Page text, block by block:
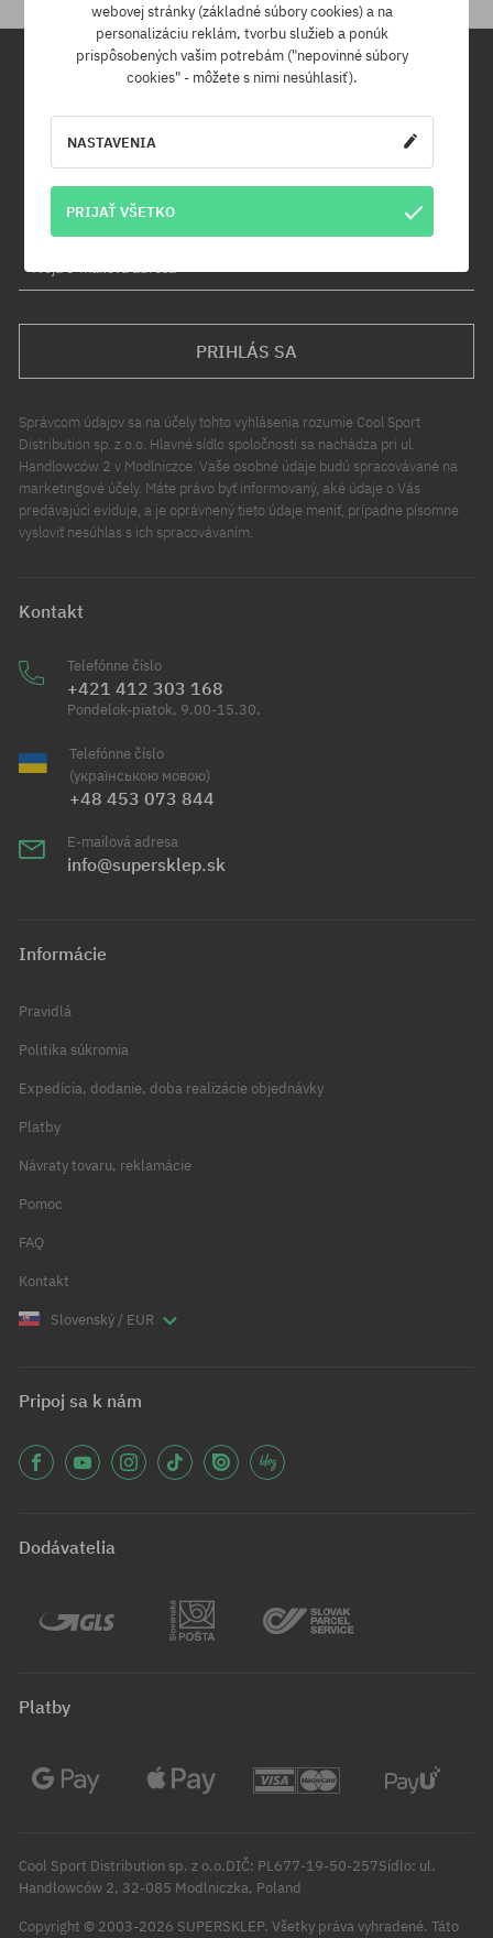
Newsletter
Navyše získaš zľavový kód -5 % na celú objednávku!
Tvoja e-mailová adresa
PRIHLÁS SA
Správcom údajov sa na účely tohto vyhlásenia rozumie Cool Sport
Distribution sp. z o.o. Hlavné sídlo spoločnosti sa nachádza pri ul.
Handlowców 2 v Modlniczce. Vaše osobné údaje budú spracovávané na
marketingové účely. Máte právo byť informovaný, aké údaje o Vás
predávajúci eviduje, a je oprávnený tieto údaje meniť, prípadne písomne
vysloviť nesúhlas s ich spracovávaním.
Kontakt
Telefónne číslo
+421 412 303 168
Pondelok-piatok, 9.00-15.30.
Telefónne číslo
(українською мовою)
+48 453 073 844
E-mailová adresa
info@supersklep.sk
Informácie
Pravidlá
Politika súkromia
Expedícia, dodanie, doba realizácie objednávky
Platby
Návraty tovaru, reklamácie
Pomoc
FAQ
Kontakt
Slovenský / EUR
Pripoj sa k nám
Dodávatelia
Platby
Cool Sport Distribution sp. z o.o.DIČ: PL677-19-50-257Sídlo: ul.
Handlowców 2, 32-085 Modlniczka, Poland
Copyright © 2003-2026 SUPERSKLEP. Všetky práva vyhradené. Táto
webovej stránky (základné súbory cookies) a na
personalizáciu reklám, tvorbu služieb a ponúk
prispôsobených vašim potrebám ("nepovinné súbory
cookies" - môžete s nimi nesúhlasiť).
NASTAVENIA
PRIJAŤ VŠETKO